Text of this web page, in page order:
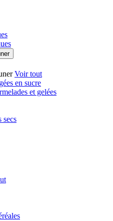
Voir tout
en sucre
et gelées
secs